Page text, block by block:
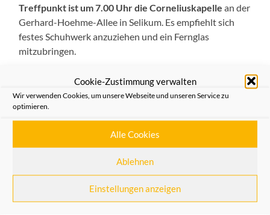
Cookie-Zustimmung verwalten
Wir verwenden Cookies, um unsere Webseite und unseren Service zu
optimieren.
Alle Cookies
Ablehnen
Einstellungen anzeigen
Treffpunkt ist um 7.00 Uhr die Corneliuskapelle an der
Gerhard-Hoehme-Allee in Selikum. Es empfiehlt sich
festes Schuhwerk anzuziehen und ein Fernglas
mitzubringen.
Wegen der begrenzten Teilnehmerzahl ist eine vorherige
Anmeldung in der Geschäftsstelle der Heimatfreunde an
der Michaelstraße 67 oder in der Einhorn-Apotheke am
Büchel erforderlich.
Der Teilnehmerpreis beträgt für Mitglieder 3,00 € und
5,00 € für Nichtmitglieder.
Aus dem Verein